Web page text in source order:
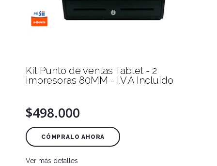
Kit Punto de ventas Tablet - 2
impresoras 80MM - I.V.A Incluido
$498.000
CÓMPRALO AHORA
Ver más detalles